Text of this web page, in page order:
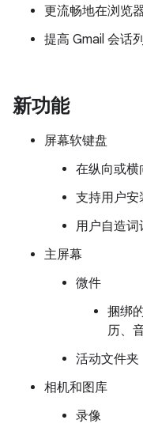
更流畅地在浏览
提高 Gmail 会话
新功能
屏幕软键盘
在纵向或横
支持用户安
用户自造词
主屏幕
微件
捆绑
历、
活动文件夹
相机和图库
录像